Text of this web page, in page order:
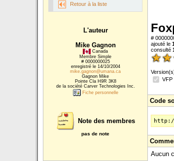
Retour à la liste
L'auteur
Mike Gagnon
Canada
Membre Simple
# 0000000025
enregistré le 14/10/2004
mike.gagnon@umana.ca
Gagnon Mike
Pointe Cla H9R 3K8
de la société Carver Technologies Inc.
Fiche personnelle
Note des membres
pas de note
#
ajouté le
consulté
VFP
Code
Aucun